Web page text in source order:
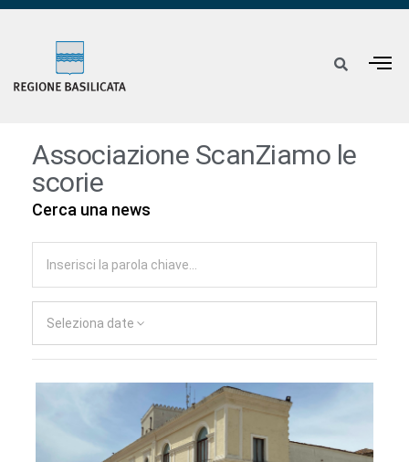
Associazione ScanZiamo le
scorie
Cerca una news
Seleziona date